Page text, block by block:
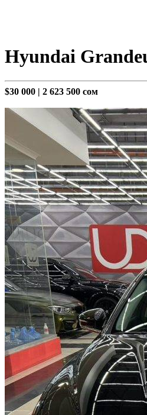
Hyundai
$30 000 | 2 623 500 сом